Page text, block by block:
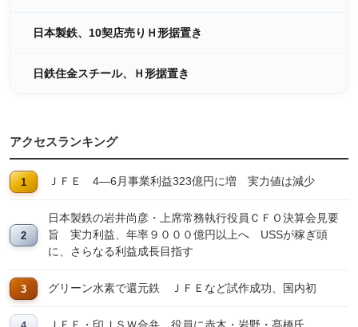
日本製鉄、10契店売りＨ形据置き
日鉄住金スチール、Ｈ形据置き
アクセスランキング
ＪＦＥ 4―6月事業利益323億円に増 実力値は減少
日本製鉄の岩井尚彦・上席常務執行役員ＣＦＯ決算会見要
旨 実力利益、年率９０００億円以上へ USSが稼ぎ頭
に、さらなる利益成長目指す
グリーン水素で還元鉄 ＪＦＥなど試作成功、国内初